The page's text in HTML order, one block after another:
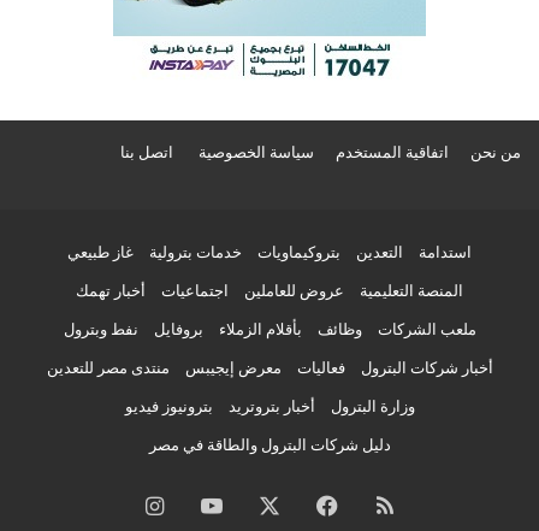
من نحن اتفاقية المستخدم سياسة الخصوصية اتصل بنا
استدامة التعدين بتروكيماويات خدمات بترولية غاز طبيعي
المنصة التعليمية عروض للعاملين اجتماعيات أخبار تهمك
ملعب الشركات وظائف بأقلام الزملاء بروفايل نفط وبترول
أخبار شركات البترول فعاليات معرض إيجيبس منتدى مصر للتعدين
وزارة البترول أخبار بتروتريد بترونيوز فيديو
دليل شركات البترول والطاقة في مصر
ملخصفيسبوك ‫YouTubeانستقرام